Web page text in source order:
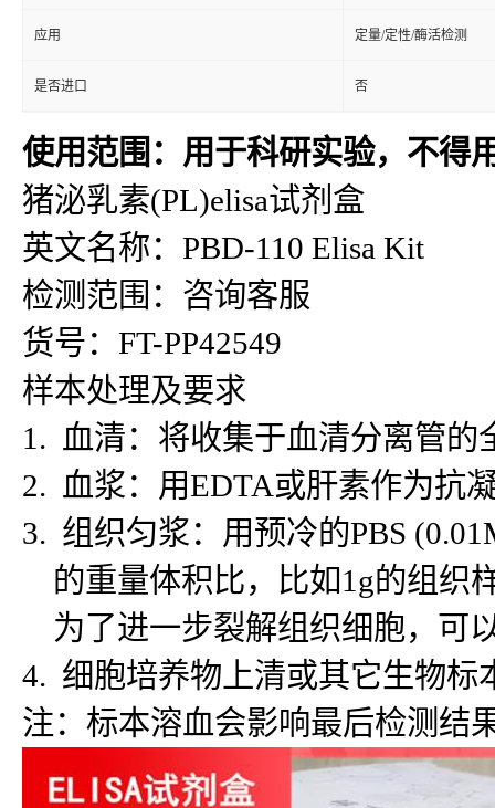
应用 定量/定性/酶活检测
是否进口 否
使用范围：用于科研实验，不得
猪泌乳素(PL)elisa试剂盒
英文名称：PBD-110 Elisa Kit
检测范围：咨询客服
货号：FT-PP42549
样本处理及要求
1. 血清：将收集于血清分离管
2. 血浆：用EDTA或肝素作为抗
3. 组织匀浆：用预冷的PBS
的重量体积比，比如1g的组织
为了进一步裂解组织细胞，可
4. 细胞培养物上清或其它生物
注：标本溶血会影响最后检测结